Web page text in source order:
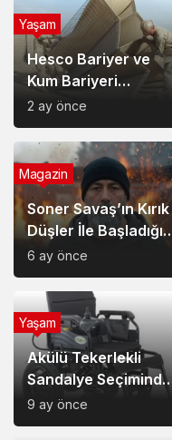
Hesco Bariyer ve
Kum Bariyeri
Çözümlerinin
Sağladığı Avantajlar
2 ay önce
Yaşam
Soner Savaş’ın Kırık
Düşler İle Başladığı
Müzik Serüveni
6 ay önce
Magazin
Akülü Tekerlekli
Sandalye Seçiminde
Dikkat Edilecek
Noktalar: Konfor,
9 ay önce
Yaşam